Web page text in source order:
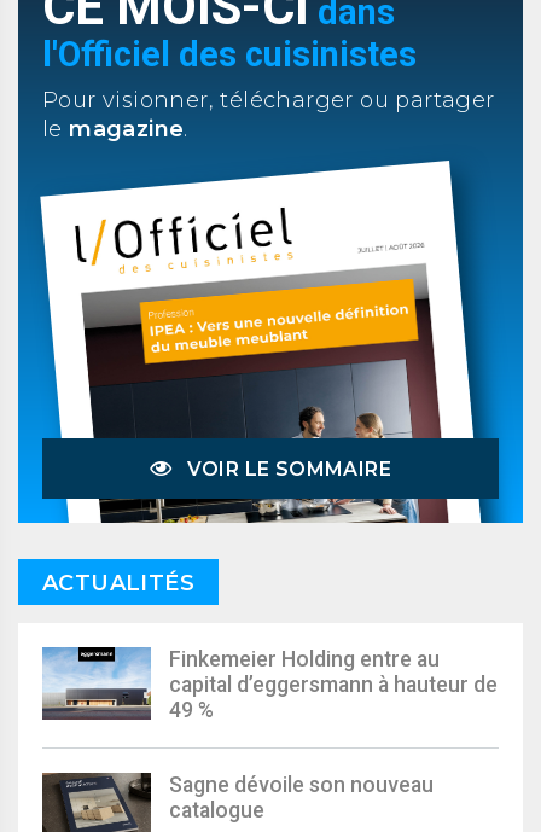
dans
l'Officiel des cuisinistes
Pour visionner, télécharger ou partager
le magazine.
VOIR LE SOMMAIRE
ACTUALITÉS
Finkemeier Holding entre au
capital d’eggersmann à hauteur de
49 %
Sagne dévoile son nouveau
catalogue